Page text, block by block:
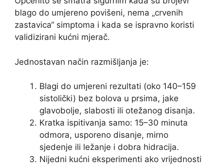
blago do umjereno povišeni, nema „crvenih
zastavica“ simptoma i kada se ispravno koristi
validizirani kućni mjerač.
Jednostavan način razmišljanja je:
Blagi do umjereni rezultati (oko 140–159
sistolički) bez bolova u prsima, jake
glavobolje, slabosti ili otežanog disanja.
Kratka ispitivanja samo: 15–30 minuta
odmora, usporeno disanje, mirno
sjedenje ili ležanje i dobra hidracija.
Nijedni kućni eksperimenti ako vrijednosti